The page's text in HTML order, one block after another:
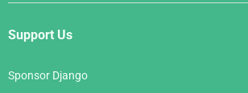
Support Us
Sponsor Django